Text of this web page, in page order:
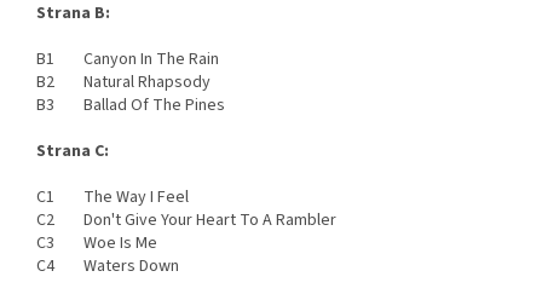
Strana B:
B1 Canyon In The Rain
B2 Natural Rhapsody
B3 Ballad Of The Pines
Strana C:
C1 The Way I Feel
C2 Don't Give Your Heart To A Rambler
C3 Woe Is Me
C4 Waters Down